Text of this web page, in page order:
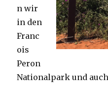
n wir
in den
Franc
ois
Peron
Nationalpark und